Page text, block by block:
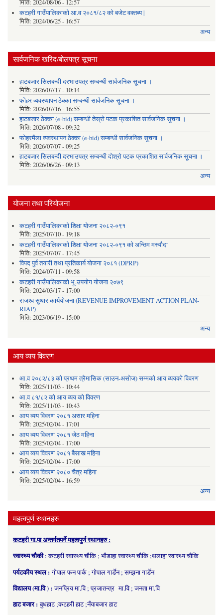
मिति: 2024/08/06 - 12:57
कटहरी गाउँपालिकाको आ.व २०८१/८२ को बजेट वक्तब्य |
मिति: 2024/06/25 - 16:57
अन्य
सार्वजनिक खरिद/बोलपत्र सूचना
हाटबजार सिलबन्दी दरभाउपत्र सम्बन्धी सार्वजनिक सूचना ।
मिति: 2026/07/17 - 10:14
फोहर व्यवस्थापन ठेक्का सम्बन्धी सार्वजनिक सूचना ।
मिति: 2026/07/16 - 16:55
हाटबजार ठेक्का (e-bid) सम्बन्धी तेस्रो पटक प्रकाशित सार्वजनिक सूचना ।
मिति: 2026/07/08 - 09:32
फोहरमैला व्यवस्थापन ठेक्का (e-bid) सम्बन्धी सार्वजनिक सूचना ।
मिति: 2026/07/07 - 09:25
हाटबजार सिलबन्दी दरभाउपत्र सम्बन्धी दोश्रो पटक प्रकाशित सार्वजनिक सूचना ।
मिति: 2026/06/26 - 09:13
अन्य
योजना तथा परियोजना
कटहरी गाउँपालिकाको शिक्षा योजना २०८२-०९१
मिति: 2025/07/10 - 19:18
कटहरी गाउँपालिकाको शिक्षा योजना २०८२-०९१ को अन्तिम मस्यौदा
मिति: 2025/07/07 - 17:45
विपद पुर्व तयारी तथा प्रतिकार्य योजना २०८१ (DPRP)
मिति: 2024/07/11 - 09:58
कटहरी गाउँपालिकाको भू-उपयोग योजना २०७९
मिति: 2024/03/17 - 17:00
राजश्व सुधार कार्ययोजना (REVENUE IMPROVEMENT ACTION PLAN-
RIAP)
मिति: 2023/06/19 - 15:00
अन्य
आय व्यय विवरण
आ.व २०८२/८३ को प्रथम त्रैमासिक (साउन-असोज) सम्मको आय व्ययको विवरण
मिति: 2025/11/03 - 10:44
आ.व ८१/८२ को आय व्यय को विवरण
मिति: 2025/11/03 - 10:43
आय व्यय विवरण २०८१ असार महिना
मिति: 2025/02/04 - 17:01
आय व्यय विवरण २०८१ जेठ महिना
मिति: 2025/02/04 - 17:00
आय व्यय विवरण २०८१ बैसाख महिना
मिति: 2025/02/04 - 17:00
आय व्यय विवरण २०८० चैत्र महिना
मिति: 2025/02/04 - 16:59
अन्य
महत्वपुर्ण स्थानहरु
कटहरी गा.पा अन्तर्गतपर्ने महत्वपुर्ण स्थानहरु :
स्वास्थ्य चौकी: कटहरी स्वास्थ्य चौकि ; भौडाहा स्वास्थ्य चौकि ;थलाहा स्वास्थ्य चौकि
पर्यटकीय स्थल :गोपाल फन पार्क ; गोपाल गार्डेन ; सम्झना गार्डेन
विद्यालय (मा.वि ) :जनप्रिय मा.वि ; प्रजातन्त्र मा.वि ; जनता मा.वि
हाट बजार :बुधहाट ;कटहरी हाट ;नँयाबजार हाट